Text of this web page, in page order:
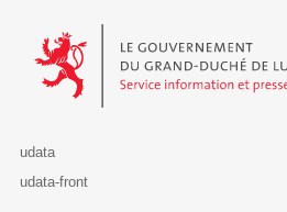
Le Gouvernement du Grand-Duché
udata
udata-front